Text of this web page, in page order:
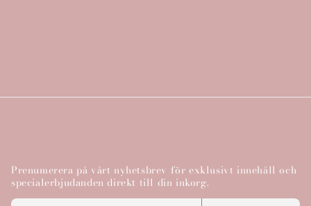
a
Prenumerera på vårt nyhetsbrev för exklusivt innehåll och
specialerbjudanden direkt till din inkorg.